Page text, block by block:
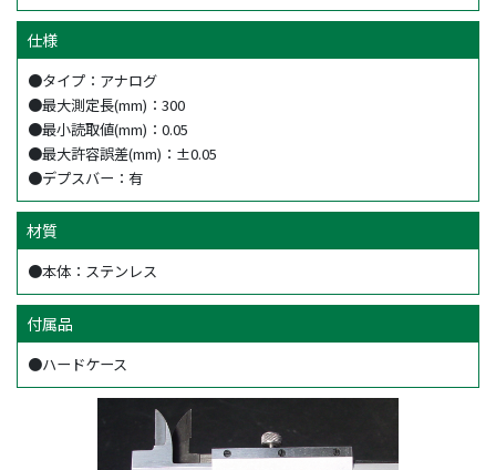
仕様
●タイプ：アナログ
●最大測定長(mm)：300
●最小読取値(mm)：0.05
●最大許容誤差(mm)：±0.05
●デプスバー：有
材質
●本体：ステンレス
付属品
●ハードケース